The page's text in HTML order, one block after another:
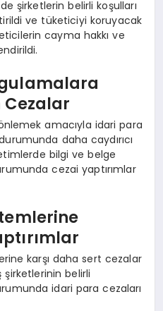
şirketlerin belirli koşulları
ve tüketiciyi koruyacak
cayma hakkı ve
Cezalar
amacıyla idari para
durumunda daha caydırıcı
bilgi ve belge
cezai yaptırımlar
karşı daha sert cezalar
belirli
idari para cezaları